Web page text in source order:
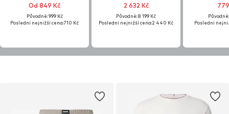
Od 849 Kč
Původně: 999 Kč
Poslední nejnižší cena:710 Kč
2 632 Kč
Původně: 8 199 Kč
Poslední nejnižší cena:2 440 Kč
Poslední